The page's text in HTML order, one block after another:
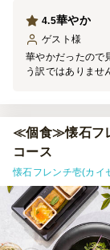
華やか
4.5
ゲスト 様
華やかだったので
う訳ではありませ
≪個食≫懐石フ
コース
懐石フレンチ壱(カイ